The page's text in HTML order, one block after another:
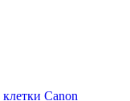
Canon